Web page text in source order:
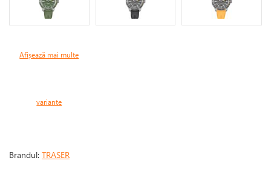
Afișează mai multe
variante
Brandul: TRASER